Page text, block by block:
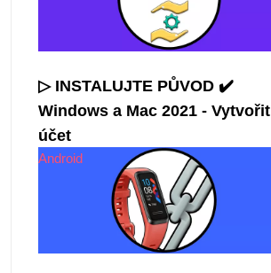
▷ INSTALUJTE PŮVOD ✔️
Windows a Mac 2021 - Vytvořit
účet
Android